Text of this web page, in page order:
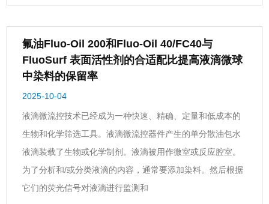
氟油Fluo-Oil 200和Fluo-Oil 40/FC40与
FluoSurf 表面活性剂的合适配比提高液滴微球
中染料的保留率
2025-10-04
液滴微流控技术已经成为一种快速、精确、定量和低成本的
生物和化学筛选工具。液滴微流控器件产生的单分散油包水
液滴装载了生物或化学制剂。液滴被用作微室或反应腔室。
为了分析和/或分类液滴的内容，通常要添加染料。然后根据
它们的荧光信号对液滴进行监测和